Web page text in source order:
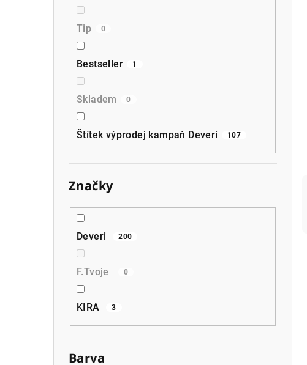
Tip 0
Bestseller 1
Skladem 0
Štítek výprodej kampaň Deveri 107
Značky
Deveri 200
F.Tvoje 0
KIRA 3
Barva